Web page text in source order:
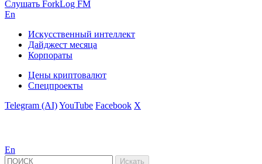
Слушать ForkLog FM
En
Искусственный интеллект
Дайджест месяца
Корпораты
Цены криптовалют
Спецпроекты
Telegram (AI)YouTube Facebook X
En